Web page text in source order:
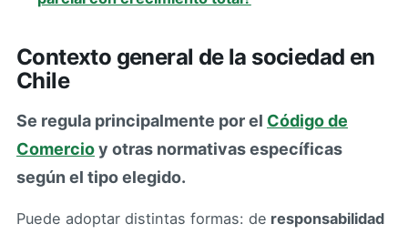
Contexto general de la sociedad en
Chile
Se regula principalmente por el Código de
Comercioy otras normativas específicas
según el tipo elegido.
Puede adoptar distintas formas: de responsabilidad